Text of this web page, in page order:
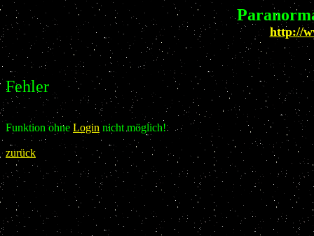
http://
Fehler
Funktion ohne Login nicht möglich!
zurück